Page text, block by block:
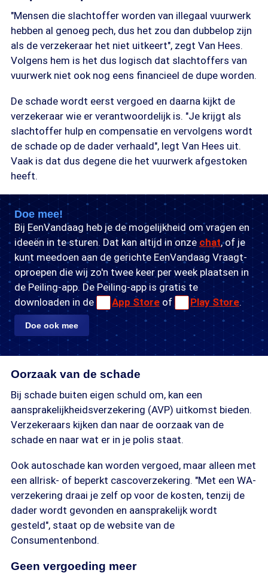
"Mensen die slachtoffer worden van illegaal vuurwerk
hebben al genoeg pech, dus het zou dan dubbelop zijn
als de verzekeraar het niet uitkeert", zegt Van Hees.
Volgens hem is het dus logisch dat slachtoffers van
vuurwerk niet ook nog eens financieel de dupe worden.
De schade wordt eerst vergoed en daarna kijkt de
verzekeraar wie er verantwoordelijk is. "Je krijgt als
slachtoffer hulp en compensatie en vervolgens wordt
de schade op de dader verhaald", legt Van Hees uit.
Vaak is dat dus degene die het vuurwerk afgestoken
heeft.
Doe mee!
Bij EenVandaag heb je de mogelijkheid om vragen en
ideeën in te sturen. Dat kan altijd in onze chat, of je
kunt meedoen aan de gerichte EenVandaag Vraagt-
oproepen die wij zo'n twee keer per week plaatsen in
de Peiling-app. De Peiling-app is gratis te
downloaden in de
App Store of Play Store.
Doe ook mee
Oorzaak van de schade
Bij schade buiten eigen schuld om, kan een
aansprakelijkheidsverzekering (AVP) uitkomst bieden.
Verzekeraars kijken dan naar de oorzaak van de
schade en naar wat er in je polis staat.
Ook autoschade kan worden vergoed, maar alleen met
een allrisk- of beperkt cascoverzekering. "Met een WA-
verzekering draai je zelf op voor de kosten, tenzij de
dader wordt gevonden en aansprakelijk wordt
gesteld", staat op de website van de
Consumentenbond.
Geen vergoeding meer